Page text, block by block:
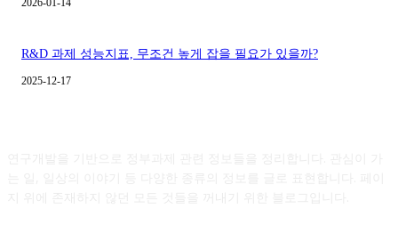
2026-01-14
R&D 과제 성능지표, 무조건 높게 잡을 필요가 있을까?
2025-12-17